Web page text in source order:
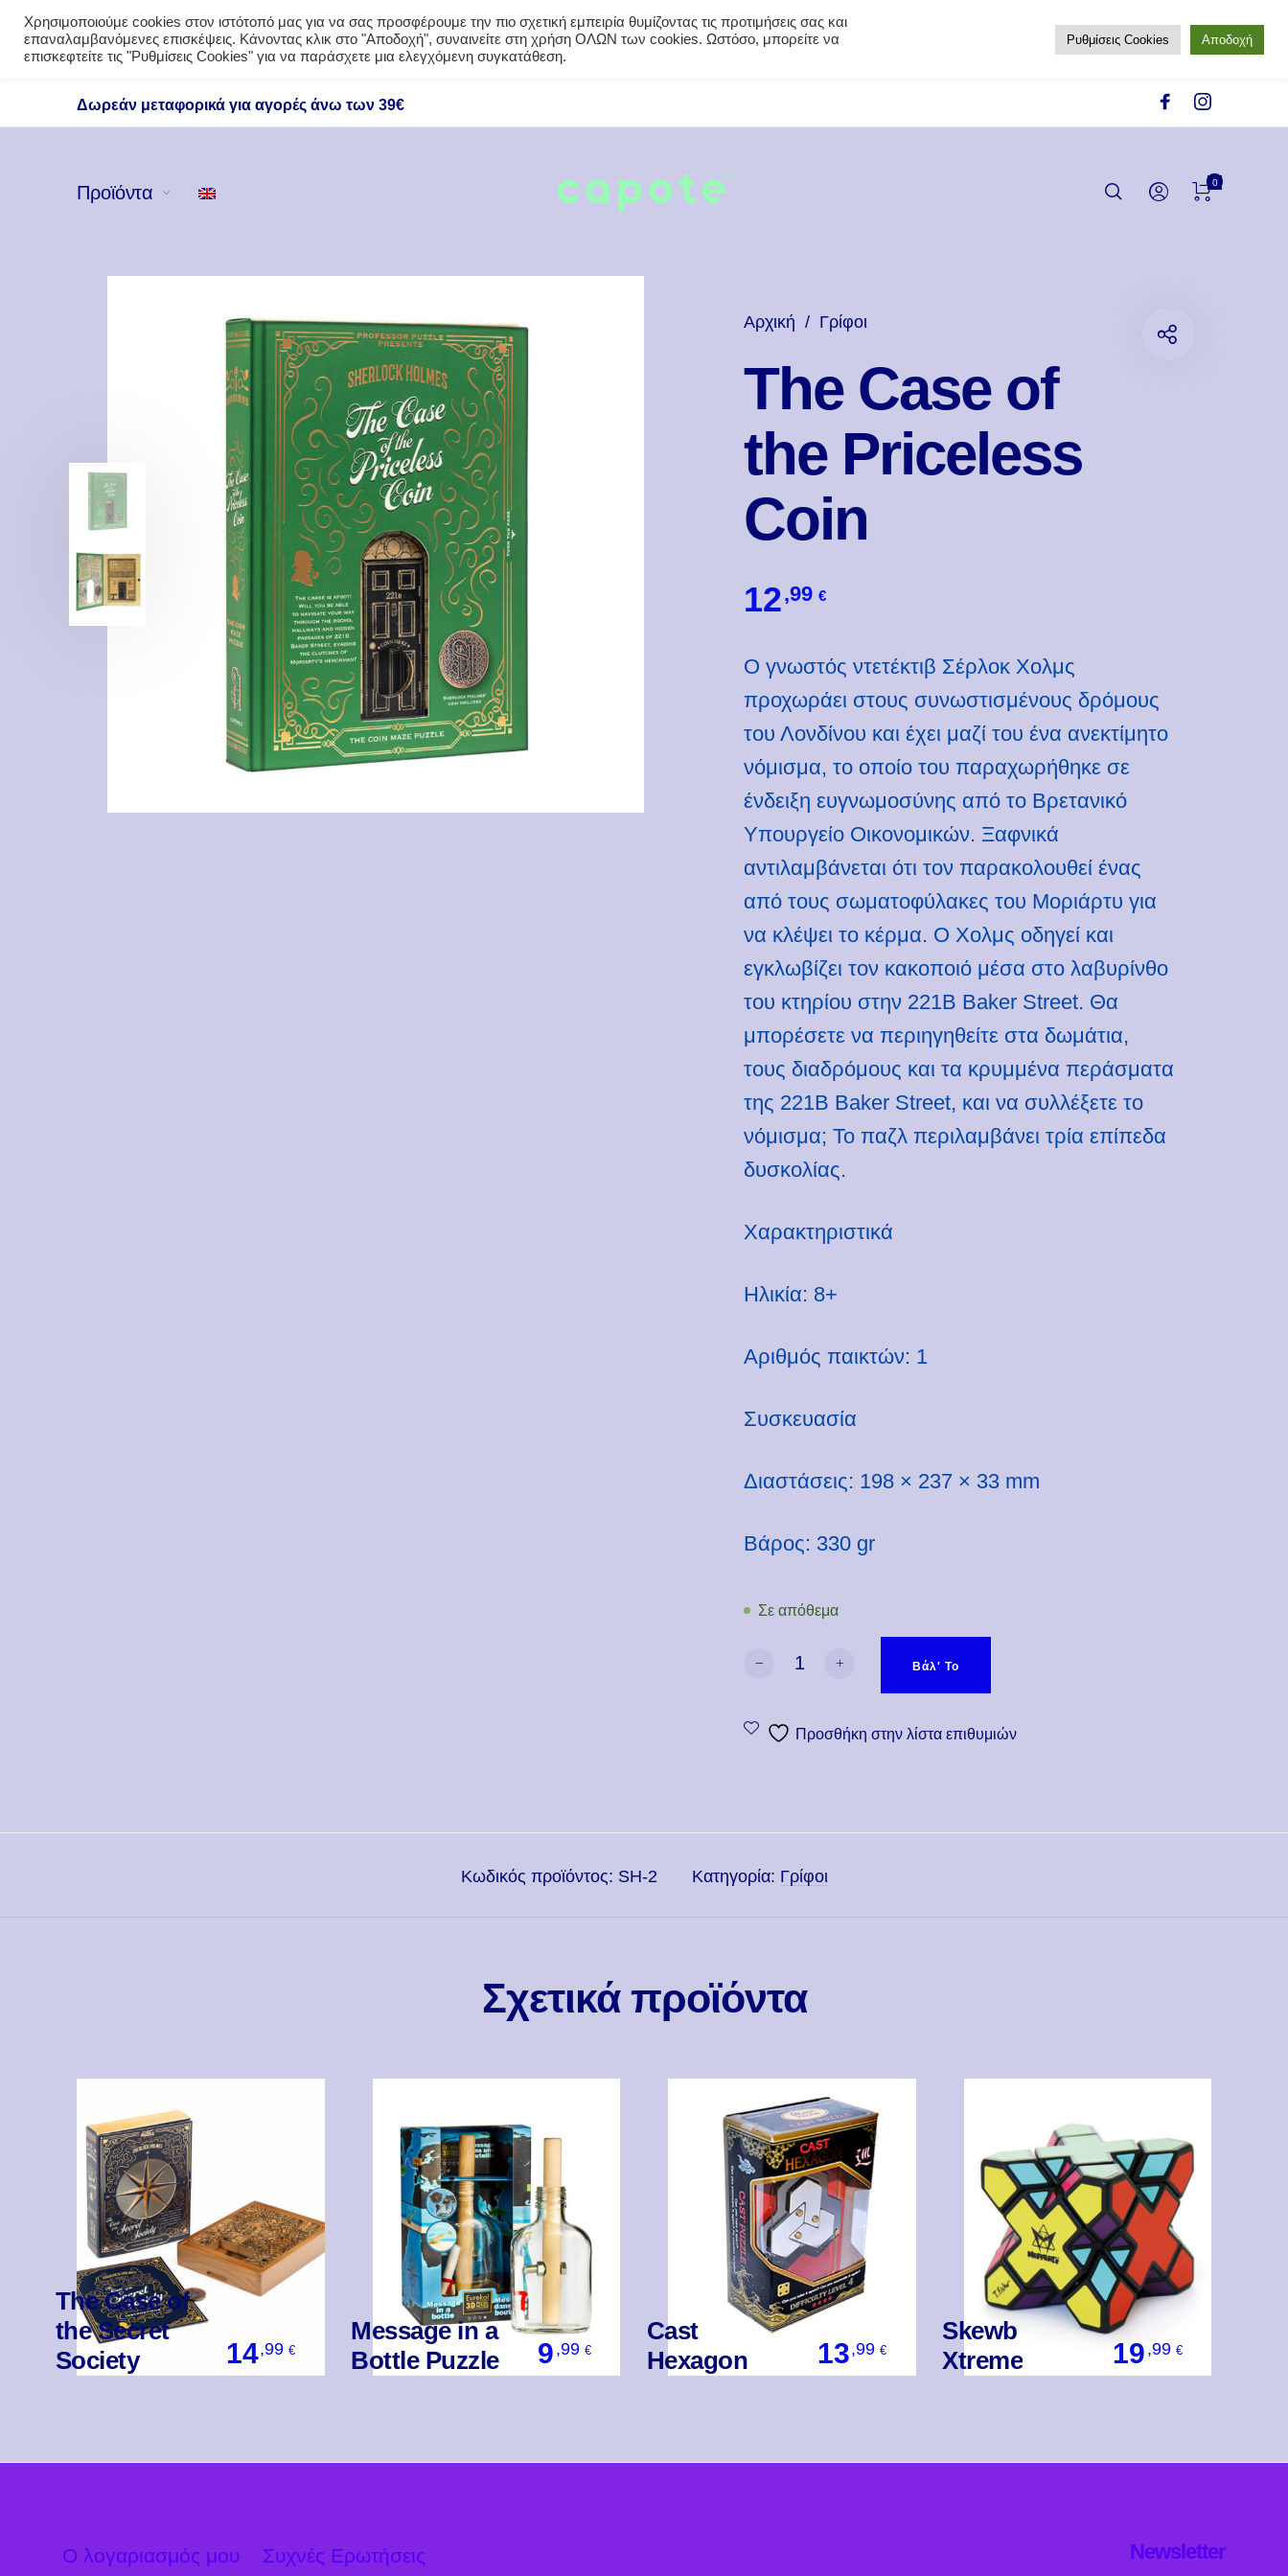
Δωρεάν μεταφορικά για αγορές άνω των 39€
Προϊόντα 0
Αρχική / Γρίφοι
The Case of
the Priceless
Coin
12,99 €
Ο γνωστός ντετέκτιβ Σέρλοκ Χολμς
προχωράει στους συνωστισμένους δρόμους
του Λονδίνου και έχει μαζί του ένα ανεκτίμητο
νόμισμα, το οποίο του παραχωρήθηκε σε
ένδειξη ευγνωμοσύνης από το Βρετανικό
Υπουργείο Οικονομικών. Ξαφνικά
αντιλαμβάνεται ότι τον παρακολουθεί ένας
από τους σωματοφύλακες του Μοριάρτυ για
να κλέψει το κέρμα. Ο Χολμς οδηγεί και
εγκλωβίζει τον κακοποιό μέσα στο λαβυρίνθο
του κτηρίου στην 221B Baker Street. Θα
μπορέσετε να περιηγηθείτε στα δωμάτια,
τους διαδρόμους και τα κρυμμένα περάσματα
της 221B Baker Street, και να συλλέξετε το
νόμισμα; Το παζλ περιλαμβάνει τρία επίπεδα
δυσκολίας.
Χαρακτηριστικά
Ηλικία: 8+
Αριθμός παικτών: 1
Συσκευασία
Διαστάσεις: 198 × 237 × 33 mm
Βάρος: 330 gr
Σε απόθεμα
The Case of the Priceless Coin ποσότητα
Βάλ' Το
Προσθήκη στην λίστα επιθυμιών
Κωδικός προϊόντος: SH-2 Κατηγορία: Γρίφοι
Σχετικά προϊόντα
The Case of
the Secret
Society
14,99€
Message in a
Bottle Puzzle
9 ,99 €
Cast
Hexagon
13,99€
Skewb
Xtreme
19 ,99 €
Ο λογαριασμός μου Συχνές Ερωτήσεις Newsletter
Χρησιμοποιούμε cookies στον ιστότοπό μας για να σας προσφέρουμε την πιο σχετική εμπειρία θυμίζοντας τις προτιμήσεις σας και
επαναλαμβανόμενες επισκέψεις. Κάνοντας κλικ στο "Αποδοχή", συναινείτε στη χρήση ΟΛΩΝ των cookies. Ωστόσο, μπορείτε να
επισκεφτείτε τις "Ρυθμίσεις Cookies" για να παράσχετε μια ελεγχόμενη συγκατάθεση.
Ρυθμίσεις Cookies Αποδοχή